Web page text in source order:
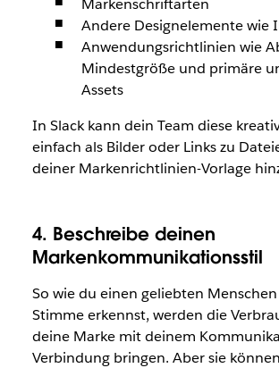
Markenschriftarten
Andere Designelemente wie
Anwendungsrichtlinien wie
Mindestgröße und primäre
Assets
In Slack kann dein Team diese
einfach als Bilder oder Links zu
deiner Markenrichtlinien-Vorlage
4. Beschreibe deinen
Markenkommunikationsstil
So wie du einen geliebten
Stimme erkennst, werden die
deine Marke mit deinem
Verbindung bringen. Aber sie